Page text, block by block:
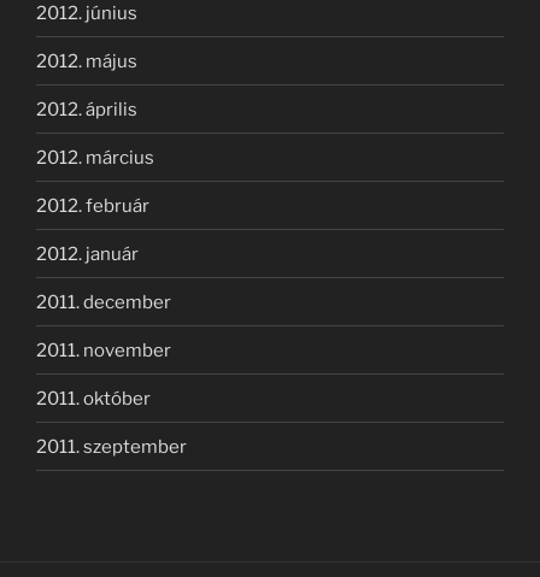
2012. június
2012. május
2012. április
2012. március
2012. február
2012. január
2011. december
2011. november
2011. október
2011. szeptember